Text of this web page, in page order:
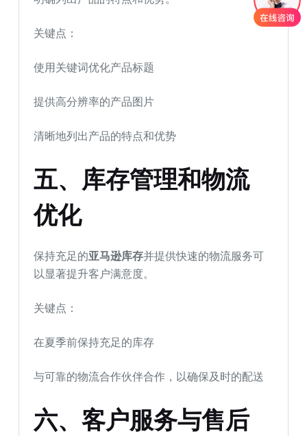
关键点：
使用关键词优化产品标题
提供高分辨率的产品图片
清晰地列出产品的特点和优势
五、库存管理和物流
优化
保持充足的亚马逊库存并提供快速的物流服务可
以显著提升客户满意度。
关键点：
在夏季前保持充足的库存
与可靠的物流合作伙伴合作，以确保及时的配送
六、客户服务与售后